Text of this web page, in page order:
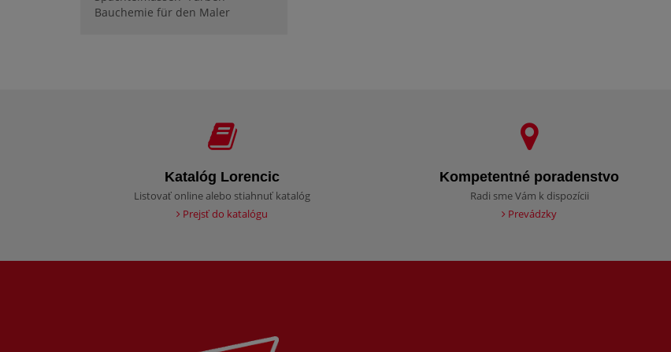
Bauchemie für den Maler
Katalóg Lorencic
Listovať online alebo stiahnuť katalóg
Prejsť do katalógu
Kompetentné poradenstvo
Radi sme Vám k dispozícii
Prevádzky